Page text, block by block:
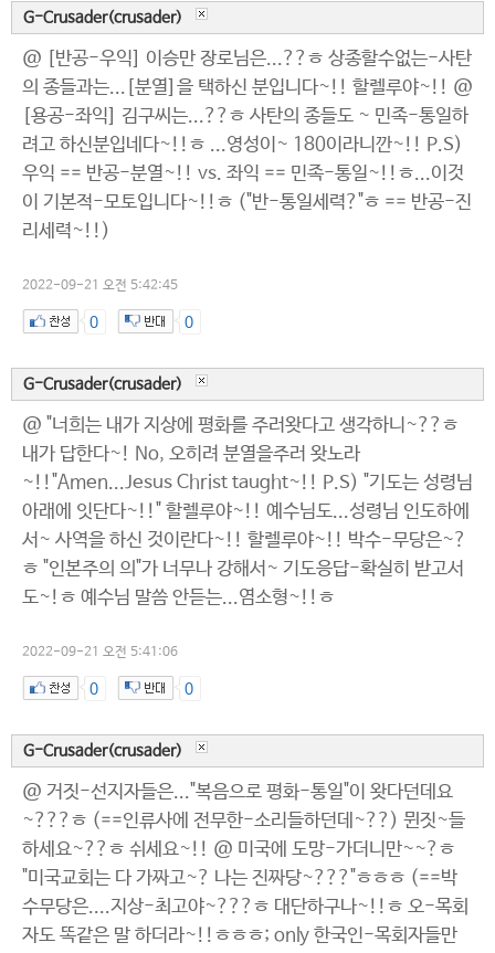
G-Crusader(crusader)
@ [반공-우익] 이승만 장로님은...??ㅎ 상종할수없는-사탄
의 종들과는...[분열]을 택하신 분입니다~!! 할렐루야~!! @
[용공-좌익] 김구씨는...??ㅎ 사탄의 종들도 ~ 민족-통일하
려고 하신분입네다~!!ㅎ ...영성이~ 180이라니깐~!! P.S)
우익 == 반공-분열~!! vs. 좌익 == 민족-통일~!!ㅎ...이것
이 기본적-모토입니다~!!ㅎ ("반-통일세력?"ㅎ == 반공-진
리세력~!!)
2022-09-21 오전 5:42:45
0 0
G-Crusader(crusader)
@ "너희는 내가 지상에 평화를 주러왓다고 생각하니~??ㅎ
내가 답한다~! No, 오히려 분열을주러 왓노라
~!!"Amen...Jesus Christ taught~!! P.S) "기도는 성령님
아래에 잇단다~!!" 할렐루야~!! 예수님도...성령님 인도하에
서~ 사역을 하신 것이란다~!! 할렐루야~!! 박수-무당은~?
ㅎ "인본주의 의"가 너무나 강해서~ 기도응답-확실히 받고서
도~!ㅎ 예수님 말씀 안듣는...염소형~!!ㅎ
2022-09-21 오전 5:41:06
0 0
G-Crusader(crusader)
@ 거짓-선지자들은..."복음으로 평화-통일"이 왓다던데요
~???ㅎ (==인류사에 전무한-소리들하던데~??) 뮌짓~들
하세요~??ㅎ 쉬세요~!! @ 미국에 도망-가더니만~~?ㅎ
"미국교회는 다 가짜고~? 나는 진짜당~???"ㅎㅎㅎ (==박
수무당은....지상-최고야~???ㅎ 대단하구나~!!ㅎ 오-목회
자도 똑같은 말 하더라~!!ㅎㅎㅎ; only 한국인-목회자들만